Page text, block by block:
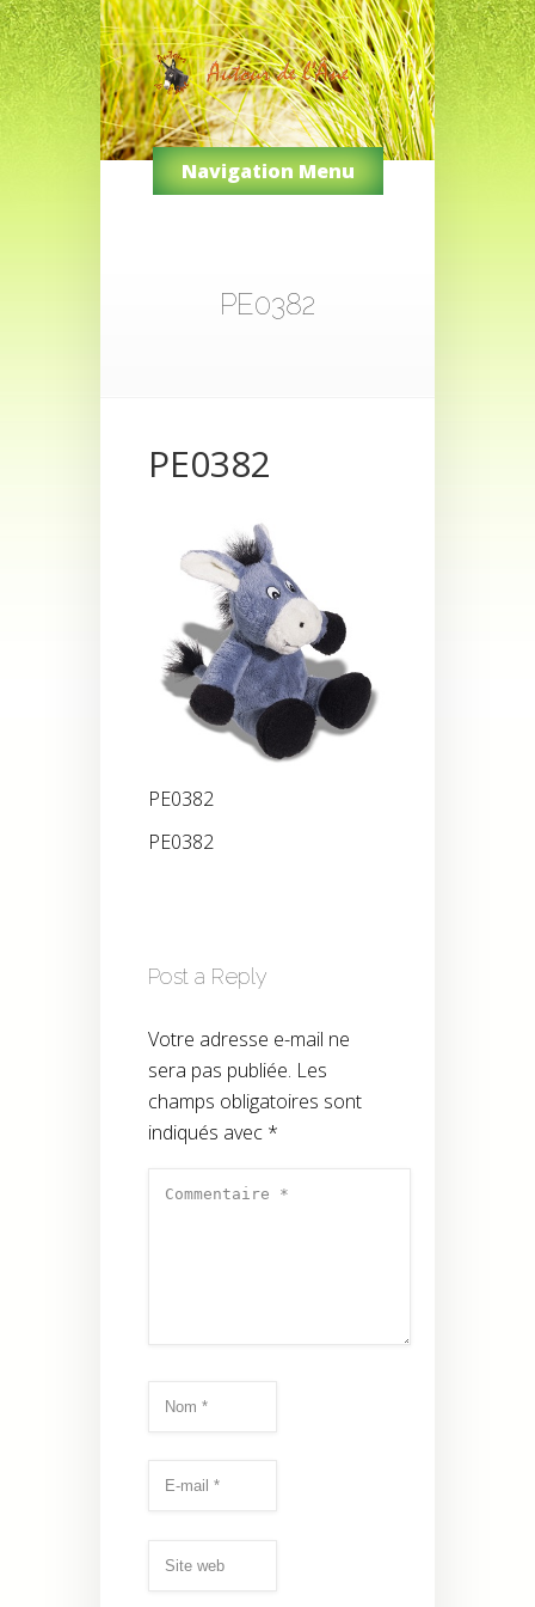
Navigation Menu
PE0382
PE0382
PE0382
PE0382
Post a Reply
Votre adresse e-mail ne
sera pas publiée. Les
champs obligatoires sont
indiqués avec *